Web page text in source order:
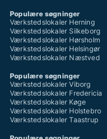
Populære søgninger
Værkstedslokaler Herning
Værkstedslokaler Silkeborg
Værkstedslokaler Hørsholm
Værkstedslokaler Helsingør
Værkstedslokaler Næstved
Populære søgninger
Værkstedslokaler Viborg
Værkstedslokaler Fredericia
Værkstedslokaler Køge
Værkstedslokaler Holstebro
Værkstedslokaler Taastrup